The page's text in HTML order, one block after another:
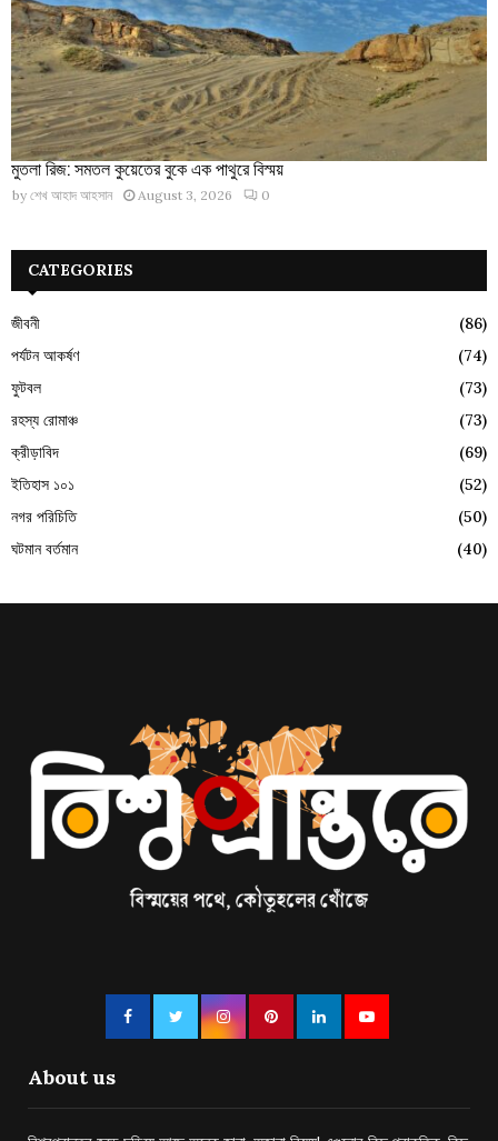
মুতলা রিজ: সমতল কুয়েতের বুকে এক পাথুরে বিস্ময়
by শেখ আহাদ আহসান August 3, 2026 0
CATEGORIES
জীবনী
(86)
পর্যটন আকর্ষণ
(74)
ফুটবল
(73)
রহস্য রোমাঞ্চ
(73)
ক্রীড়াবিদ
(69)
ইতিহাস ১০১
(52)
নগর পরিচিতি
(50)
ঘটমান বর্তমান
(40)
About us